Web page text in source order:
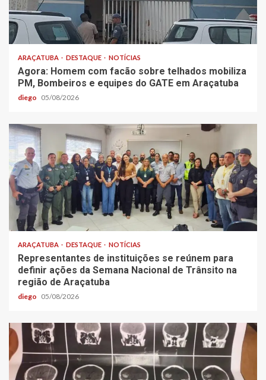
ARAÇATUBA DESTAQUE NOTÍCIAS
Agora: Homem com facão sobre telhados mobiliza
PM, Bombeiros e equipes do GATE em Araçatuba
diego 05/08/2026
ARAÇATUBA DESTAQUE NOTÍCIAS
Representantes de instituições se reúnem para
definir ações da Semana Nacional de Trânsito na
região de Araçatuba
diego 05/08/2026